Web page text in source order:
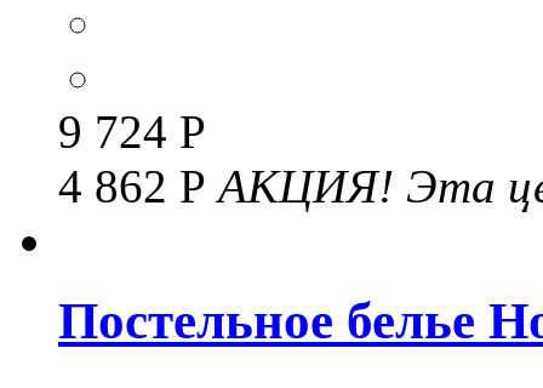
9 724 Р
4 862 Р АКЦИЯ! Эта
Постельное белье